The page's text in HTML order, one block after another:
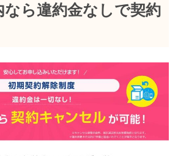
なら違約金なしで契約